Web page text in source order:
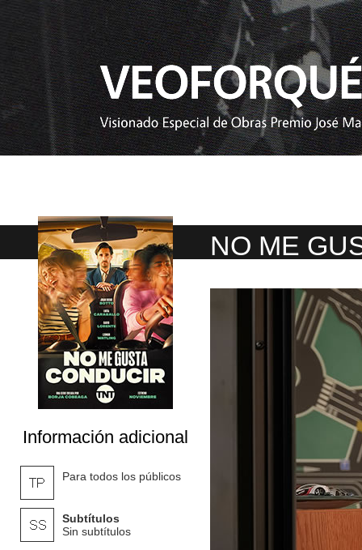
Información adicional
Para todos los públicos
Subtítulos
Sin subtítulos
NO ME